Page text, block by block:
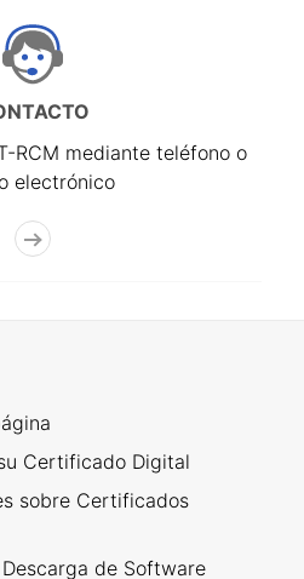
RCM mediante teléfono o
electrónico
Certificado Digital
sobre Certificados
de Software